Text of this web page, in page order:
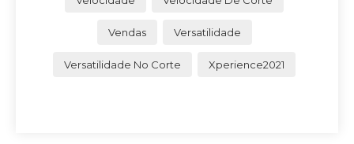
Vendas Versatilidade
Versatilidade No Corte Xperience2021